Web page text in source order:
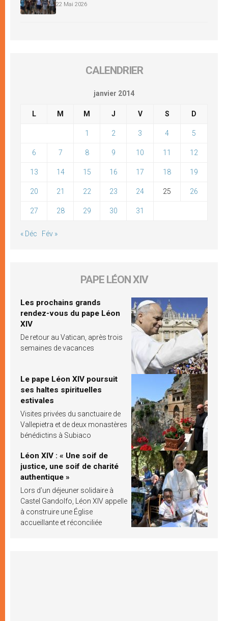
22 Mai 2026
CALENDRIER
janvier 2014
L M M J V S D
1 2 3 4 5
6 7 8 9 10 11 12
13 14 15 16 17 18 19
20 21 22 23 24 25 26
27 28 29 30 31
« Déc Fév »
PAPE LÉON XIV
Les prochains grands
rendez-vous du pape Léon
XIV
De retour au Vatican, après trois
semaines de vacances
Le pape Léon XIV poursuit
ses haltes spirituelles
estivales
Visites privées du sanctuaire de
Vallepietra et de deux monastères
bénédictins à Subiaco
Léon XIV : « Une soif de
justice, une soif de charité
authentique »
Lors d’un déjeuner solidaire à
Castel Gandolfo, Léon XIV appelle
à construire une Église
accueillante et réconciliée